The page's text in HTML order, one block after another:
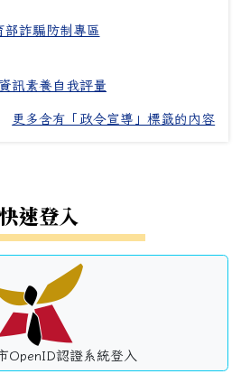
部詐騙防制專區
訊素養自我評量
更多含有「政令宣導」標籤的內容
快速登入
OpenID認證系統登入